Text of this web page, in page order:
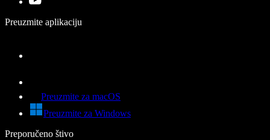
Preuzmite aplikaciju
Preuzmite za macOS
Preuzmite za Windows
Preporučeno štivo